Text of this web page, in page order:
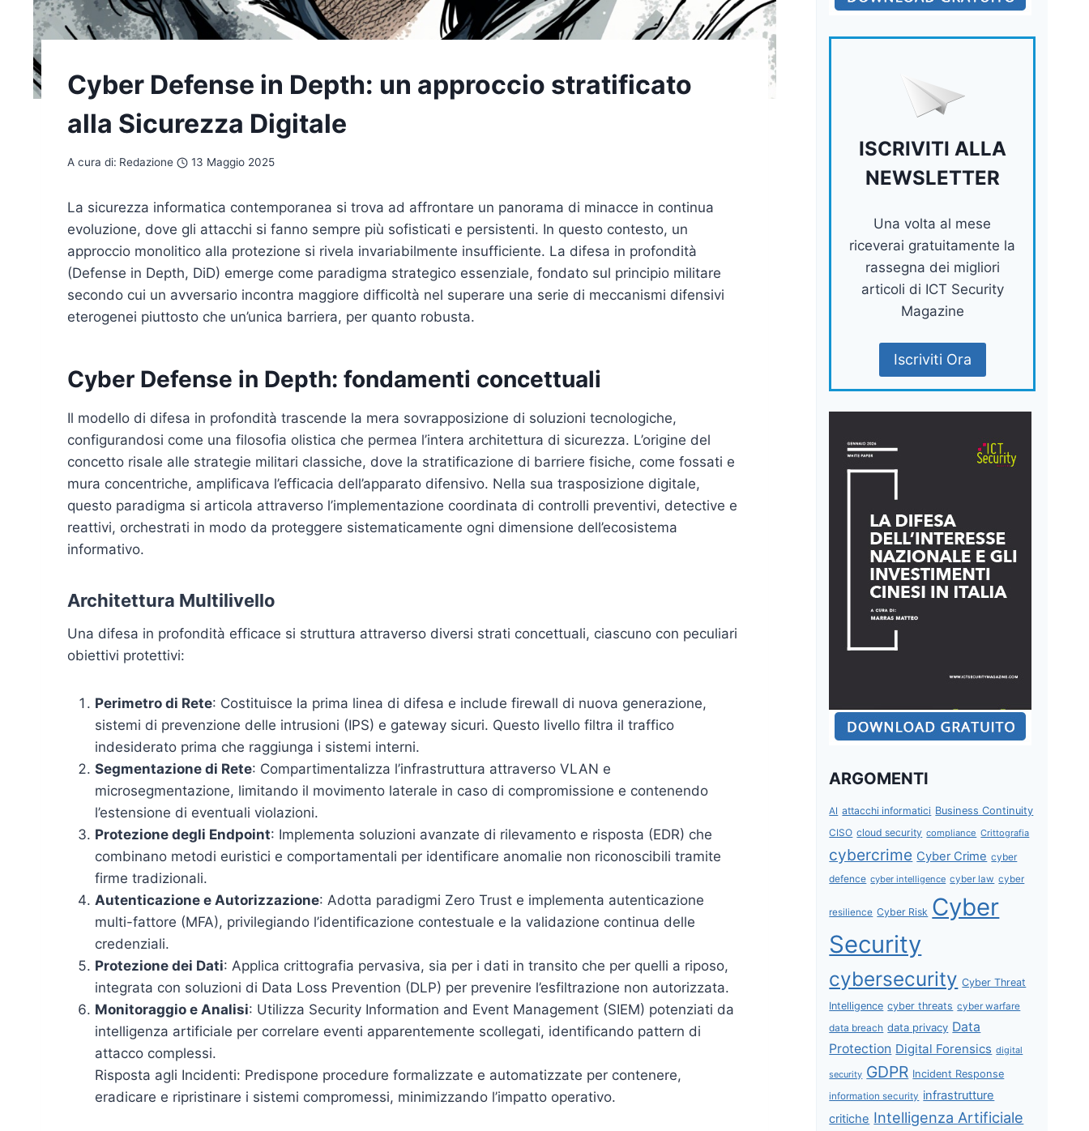
Cyber Defense in Depth: un approccio stratificato
alla Sicurezza Digitale
A cura di: Redazione 13 Maggio 2025
La sicurezza informatica contemporanea si trova ad affrontare un panorama di minacce in continua
evoluzione, dove gli attacchi si fanno sempre più sofisticati e persistenti. In questo contesto, un
approccio monolitico alla protezione si rivela invariabilmente insufficiente. La difesa in profondità
(Defense in Depth, DiD) emerge come paradigma strategico essenziale, fondato sul principio militare
secondo cui un avversario incontra maggiore difficoltà nel superare una serie di meccanismi difensivi
eterogenei piuttosto che un’unica barriera, per quanto robusta.
Cyber Defense in Depth: fondamenti concettuali
Il modello di difesa in profondità trascende la mera sovrapposizione di soluzioni tecnologiche,
configurandosi come una filosofia olistica che permea l’intera architettura di sicurezza. L’origine del
concetto risale alle strategie militari classiche, dove la stratificazione di barriere fisiche, come fossati e
mura concentriche, amplificava l’efficacia dell’apparato difensivo. Nella sua trasposizione digitale,
questo paradigma si articola attraverso l’implementazione coordinata di controlli preventivi, detective e
reattivi, orchestrati in modo da proteggere sistematicamente ogni dimensione dell’ecosistema
informativo.
Architettura Multilivello
Una difesa in profondità efficace si struttura attraverso diversi strati concettuali, ciascuno con peculiari
obiettivi protettivi:
Perimetro di Rete: Costituisce la prima linea di difesa e include firewall di nuova generazione,
sistemi di prevenzione delle intrusioni (IPS) e gateway sicuri. Questo livello filtra il traffico
indesiderato prima che raggiunga i sistemi interni.
Segmentazione di Rete: Compartimentalizza l’infrastruttura attraverso VLAN e
microsegmentazione, limitando il movimento laterale in caso di compromissione e contenendo
l’estensione di eventuali violazioni.
Protezione degli Endpoint: Implementa soluzioni avanzate di rilevamento e risposta (EDR) che
combinano metodi euristici e comportamentali per identificare anomalie non riconoscibili tramite
firme tradizionali.
Autenticazione e Autorizzazione: Adotta paradigmi Zero Trust e implementa autenticazione
multi-fattore (MFA), privilegiando l’identificazione contestuale e la validazione continua delle
credenziali.
Protezione dei Dati: Applica crittografia pervasiva, sia per i dati in transito che per quelli a riposo,
integrata con soluzioni di Data Loss Prevention (DLP) per prevenire l’esfiltrazione non autorizzata.
Monitoraggio e Analisi: Utilizza Security Information and Event Management (SIEM) potenziati da
intelligenza artificiale per correlare eventi apparentemente scollegati, identificando pattern di
attacco complessi.
Risposta agli Incidenti: Predispone procedure formalizzate e automatizzate per contenere,
eradicare e ripristinare i sistemi compromessi, minimizzando l’impatto operativo.
ISCRIVITI ALLA
NEWSLETTER
Una volta al mese
riceverai gratuitamente la
rassegna dei migliori
articoli di ICT Security
Magazine
Iscriviti Ora
ARGOMENTI
AI attacchi informatici Business Continuity
CISO cloud security compliance Crittografia
cybercrime Cyber Crime cyber
defence cyber intelligence cyber law cyber
resilience Cyber Risk Cyber
Security
cybersecurity Cyber Threat
Intelligence cyber threats cyber warfare
data breach data privacy Data
Protection Digital Forensics digital
security GDPR Incident Response
information security infrastrutture
critiche Intelligenza Artificiale